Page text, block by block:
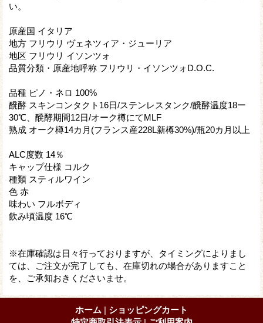
い。
原産国 イタリア
地方 フリウリ ヴェネツィア・ジューリア
地区 フリウリ イソンツォ
品質分類・原産地呼称 フリウリ・イソンツォD.O.C.
品種 ピノ・ネロ 100%
醗酵 スキンコンタクト16日/ステンレスタンク/醗酵温度18ー
30℃、醗酵期間12日/オーク樽にてMLF
熟成 オーク樽14カ月(フランス産228L新樽30%)/瓶20カ月以上
ALC度数 14％
キャップ仕様 コルク
種類 スティルワイン
色 赤
味わい フルボディ
飲み頃温度 16℃
※在庫確認は日々行っておりますが、タイミングによりまし
ては、ご注文が完了しても、在庫切れの場合がありますこと
を、ご承知おきくださいませ。
ホーム | ショッピングカート